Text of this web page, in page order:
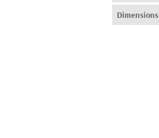
Dimensions